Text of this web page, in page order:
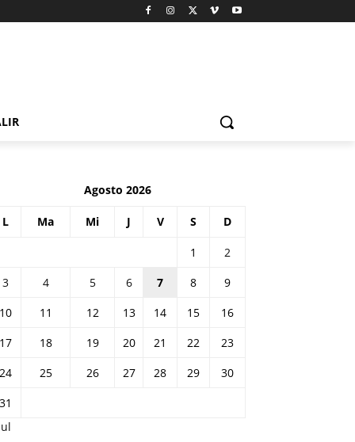
Agosto 2026
L Ma Mi J V S D
1
2
3
4 5 6 7 8
9
11 12 13 14 15
16
18 19 20 21 22
23
25 26 27 28 29
30